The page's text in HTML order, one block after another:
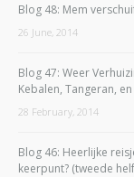
Blog 48: Mem
26 June, 2014
Blog 47: Weer
Kebalen, Tangeran,
28 February, 2014
Blog 46: Heerlijke
keerpunt? (tweede